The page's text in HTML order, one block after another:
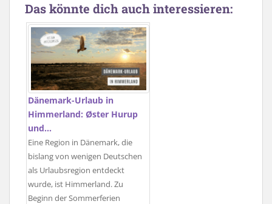
Das könnte dich auch interessieren:
Dänemark-Urlaub in
Himmerland: Øster Hurup
und…
Eine Region in Dänemark, die
bislang von wenigen Deutschen
als Urlaubsregion entdeckt
wurde, ist Himmerland. Zu
Beginn der Sommerferien